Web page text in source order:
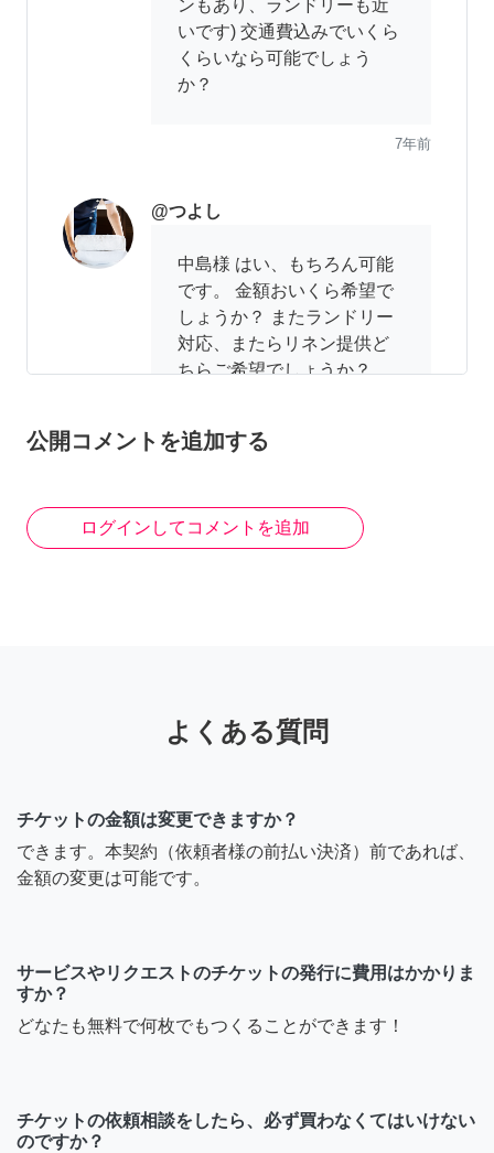
ンもあり、ランドリーも近
いです) 交通費込みでいくら
くらいなら可能でしょう
か？
7年前
@つよし
中島様 はい、もちろん可能
です。 金額おいくら希望で
しょうか？ またランドリー
対応、またらリネン提供ど
ちらご希望でしょうか？
こんにちは！ 押上の民泊物
はい、いつでも大丈夫で
田中 麗奈
はじめまして。 まだ空きはありま
すか？
公開コメントを追加する
ログインしてコメントを追加
よくある質問
チケットの金額は変更できますか？
できます。本契約（依頼者様の前払い決済）前であれば、
金額の変更は可能です。
サービスやリクエストのチケットの発行に費用はかかりま
すか？
どなたも無料で何枚でもつくることができます！
チケットの依頼相談をしたら、必ず買わなくてはいけない
のですか？